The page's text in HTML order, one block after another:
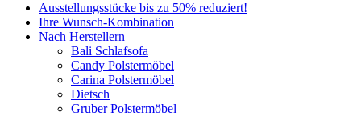
Ausstellungsstücke bis zu 50% reduziert!
Ihre Wunsch-Kombination
Nach Herstellern
Bali Schlafsofa
Candy Polstermöbel
Carina Polstermöbel
Dietsch
Gruber Polstermöbel